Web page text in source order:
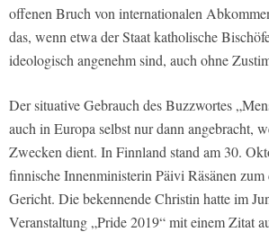
offenen Bruch von internationalen
das, wenn etwa der Staat katholische
ideologisch angenehm sind, auch ohne
Der situative Gebrauch des Buzzwortes
auch in Europa selbst nur dann angebracht,
Zwecken dient. In Finnland stand am 30.
finnische Innenministerin Päivi Räsänen
Gericht. Die bekennende Christin hatte im
Veranstaltung „Pride 2019“ mit einem Zitat